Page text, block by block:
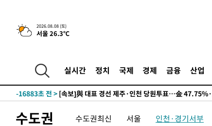
2026.08.08 (토)
서울 26.3℃
실시간 정치 국제 경제 금융 산업
9시간 전 >[속보]뉴욕증시 상승 마감…S&P 0.6% 나스닥 1.3%↑
-17648초 전 >
[속보]與최고위원 제주·인천 순회경선…박선원·최민
한민수·김용 순
-17601초 전 >
청래 44.56%
-16883초 전 > [속보]與 대표 경선 제주·인천 당원투표…金
것"
-16352초 전 >
[속보]與 당대표 경선, 제주·인천 권리당원 투표 김민
수도권 수도권최신 서울 인천·경기서부